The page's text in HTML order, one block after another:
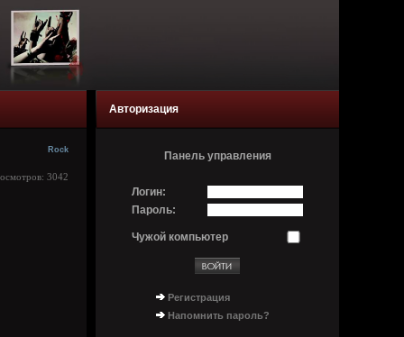
Rock
3042
Авторизация
Панель управления
Логин:
Пароль:
Чужой компьютер
Регистрация
Напомнить пароль?